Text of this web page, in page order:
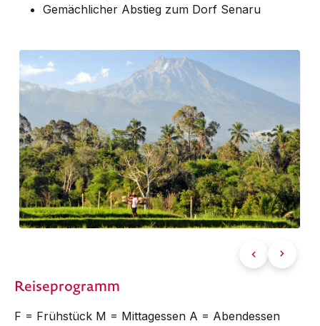
Gemächlicher Abstieg zum Dorf Senaru
Reiseprogramm
F = Frühstück M = Mittagessen A = Abendessen